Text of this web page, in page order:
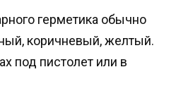
герметика обычно
коричневый, желтый.
под пистолет или в